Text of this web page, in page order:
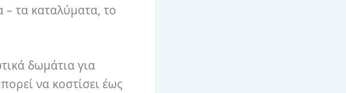
– τα καταλύματα, το
δωμάτια για
να κοστίσει έως